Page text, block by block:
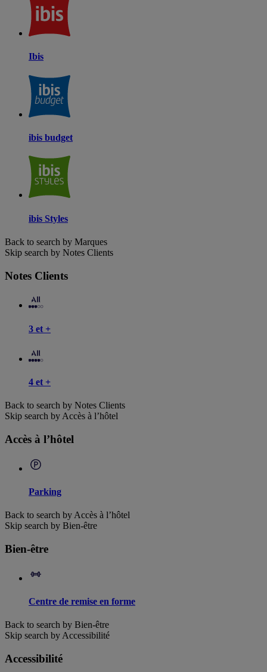
Ibis
ibis budget
ibis Styles
Back to search by Marques
Skip search by Notes Clients
Notes Clients
3 et +
4 et +
Back to search by Notes Clients
Skip search by Accès à l’hôtel
Accès à l’hôtel
Parking
Back to search by Accès à l’hôtel
Skip search by Bien-être
Bien-être
Centre de remise en forme
Back to search by Bien-être
Skip search by Accessibilité
Accessibilité